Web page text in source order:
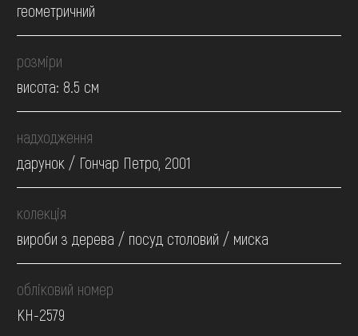
геометричний
розміри
висота: 8.5 см
надходження
дарунок / Гончар Петро, 2001
колекція
вироби з дерева / посуд столовий / миска
обліковий номер
КН-2579